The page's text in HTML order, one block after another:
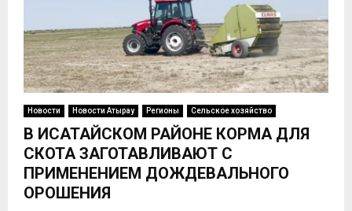
Новости Новости Атырау Регионы Сельское хозяйство
В ИСАТАЙСКОМ РАЙОНЕ КОРМА ДЛЯ
СКОТА ЗАГОТАВЛИВАЮТ С
ПРИМЕНЕНИЕМ ДОЖДЕВАЛЬНОГО
ОРОШЕНИЯ